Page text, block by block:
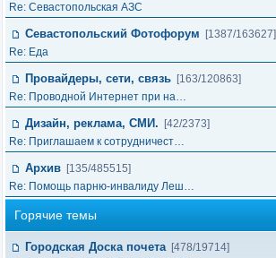
Re: Севастопольская АЗС
Севастопольский Фотофорум
[1387/163627]
Re: Еда
Провайдеры, сети, связь [163/120863]
Re: Проводной Интернет при на…
Дизайн, реклама, СМИ.
[42/2373]
Re: Приглашаем к сотрудничест…
Архив [135/485515]
Re: Помощь парню-инвалиду Леш…
Горячие темы
Городская Доска почета [478/19714]